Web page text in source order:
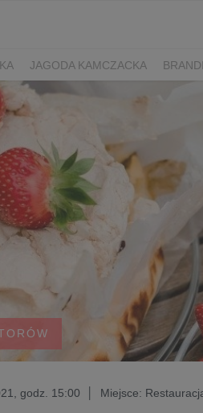
JAGODA KAMCZACKA
DZIEŃ SPORTU
BERRY FEST
ŚWIATA DZIEŃ POLSKIEJ
2018 ENGLISH
godz. 15:00 │ Miejsce: